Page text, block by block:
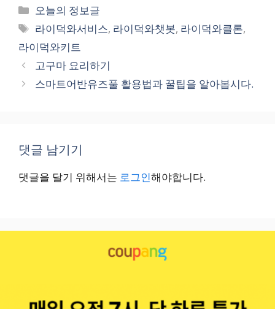
카
테
고
리
오늘의 정보글
태
그
라이덕와서비스, 라이덕와챗봇, 라이덕와클론,
라이덕와키트
고구마 요리하기
스마트어반유즈풀 활용법과 꿀팁을 알아봅시다.
댓글 남기기
댓글을 달기 위해서는 로그인해야합니다.